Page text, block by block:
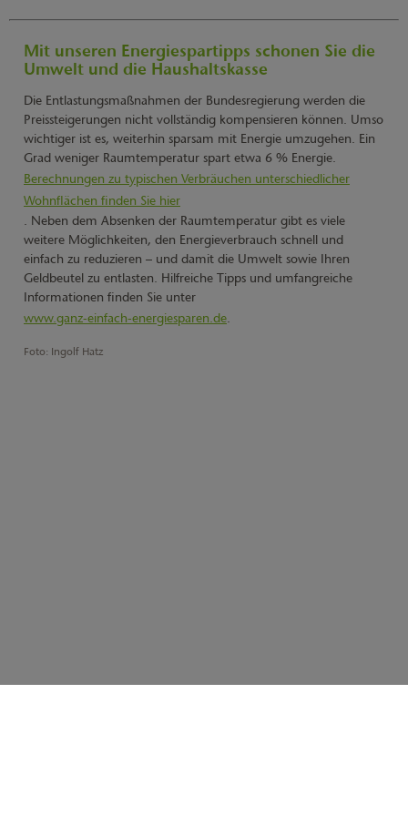
Bei allen Kunden, die monatlich abgerechnet werden und die
keine Abschläge zahlen, erfolgt die Erstattung mit der
Dezemberrechnung.
Mit unseren Energiespartipps schonen Sie die
Umwelt und die Haushaltskasse
Die Entlastungsmaßnahmen der Bundesregierung werden die
Preissteigerungen nicht vollständig kompensieren können. Umso
wichtiger ist es, weiterhin sparsam mit Energie umzugehen. Ein
Grad weniger Raumtemperatur spart etwa 6 % Energie.
Berechnungen zu typischen Verbräuchen unterschiedlicher
Wohnflächen finden Sie hier
. Neben dem Absenken der Raumtemperatur gibt es viele
weitere Möglichkeiten, den Energieverbrauch schnell und
einfach zu reduzieren – und damit die Umwelt sowie Ihren
Geldbeutel zu entlasten. Hilfreiche Tipps und umfangreiche
Informationen finden Sie unter
www.ganz-einfach-energiesparen.de.
Foto: Ingolf Hatz